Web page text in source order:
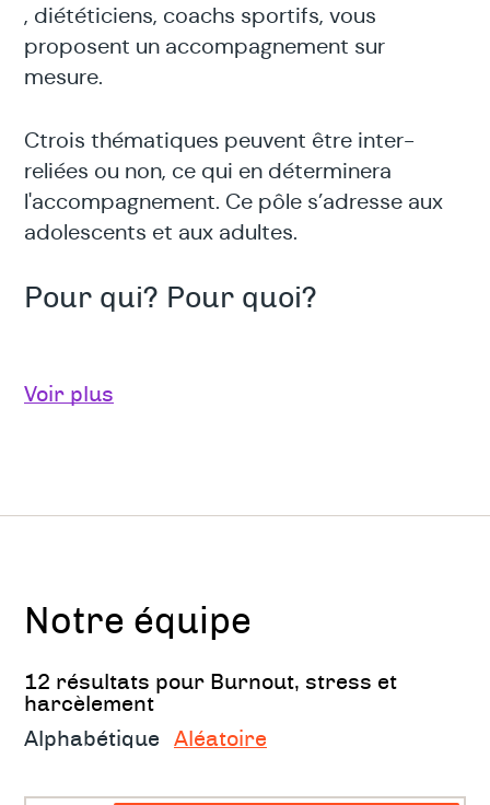
, diététiciens, coachs sportifs, vous
proposent un accompagnement sur
mesure.
Ctrois thématiques peuvent être inter-
reliées ou non, ce qui en déterminera
l'accompagnement. Ce pôle s’adresse aux
adolescents et aux adultes.
Pour qui? Pour quoi?
le traitement du burnout afin de le
la gestion et le décodage du stress, ce
vous êtes, comment le réduire,
augmenter votre confort au quotidien
Voir plus
Notre équipe
12 résultats pour Burnout, stress et
harcèlement
Alphabétique
Aléatoire